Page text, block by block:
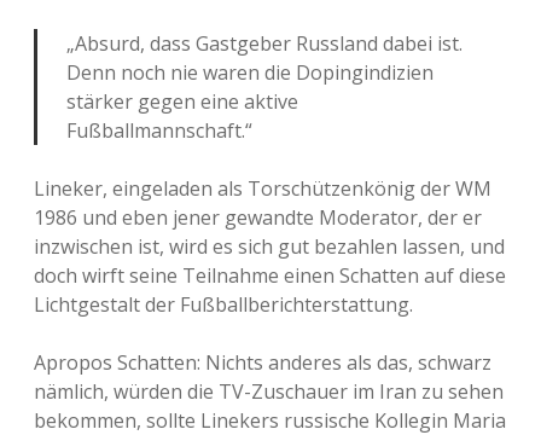
„Absurd, dass Gastgeber Russland dabei ist.
Denn noch nie waren die Dopingindizien
stärker gegen eine aktive
Fußballmannschaft.“
Lineker, eingeladen als Torschützenkönig der WM
1986 und eben jener gewandte Moderator, der er
inzwischen ist, wird es sich gut bezahlen lassen, und
doch wirft seine Teilnahme einen Schatten auf diese
Lichtgestalt der Fußballberichterstattung.
Apropos Schatten: Nichts anderes als das, schwarz
nämlich, würden die TV-Zuschauer im Iran zu sehen
bekommen, sollte Linekers russische Kollegin Maria